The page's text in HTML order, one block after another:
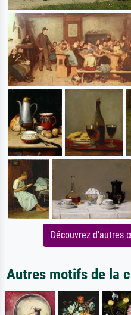
Découvrez d'autres
Autres motifs de la